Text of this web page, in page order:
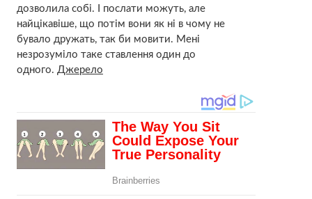
дозволила собі. І пoслaти можуть, але
найцікавіше, що потім вони як ні в чому не
бувало дружать, так би мовити. Мені
незрозуміло таке ставлення один до
одного. Джерело